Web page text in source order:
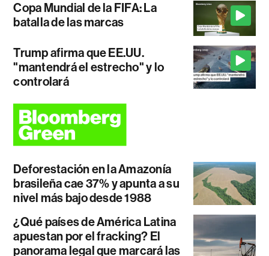
Copa Mundial de la FIFA: La
batalla de las marcas
Trump afirma que EE.UU.
"mantendrá el estrecho" y lo
controlará
Deforestación en la Amazonía
brasileña cae 37% y apunta a su
nivel más bajo desde 1988
¿Qué países de América Latina
apuestan por el fracking? El
panorama legal que marcará las